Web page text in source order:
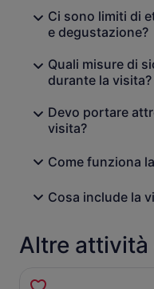
Ci sono limiti di
e degustazione?
Quali misure di
durante la visita?
Devo portare
visita?
Come funziona
Cosa include la
Altre